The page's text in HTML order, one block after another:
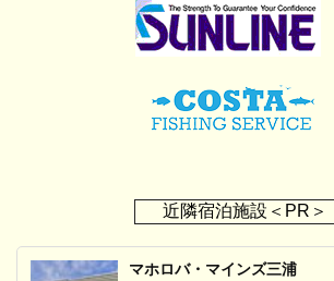
近隣宿泊施設＜PR＞
マホロバ・マインズ三浦